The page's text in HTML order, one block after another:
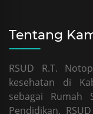
Tentang
RSUD R.T.
kesehatan di
sebagai Rumah
Pendidikan.